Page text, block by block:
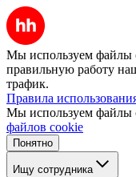
Мы используем файлы
правильную работу
трафик.
Правила
Мы используем файлы
файлов cookie
Понятно
Ищу сотрудника